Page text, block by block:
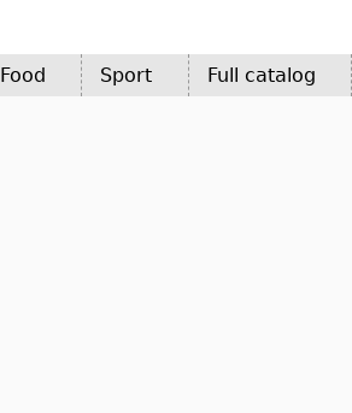
Food Sport Full catalog